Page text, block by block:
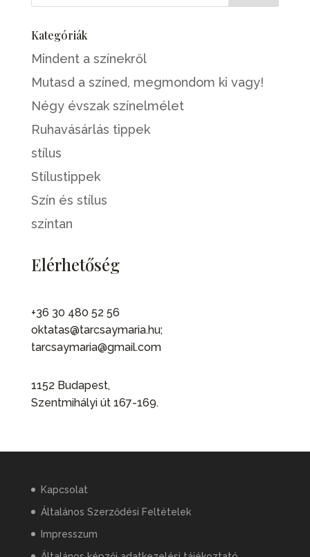
Kategóriák
Mindent a színekről
Mutasd a színed, megmondom ki vagy!
Négy évszak színelmélet
Ruhavásárlás tippek
stílus
Stílustippek
Szín és stílus
színtan
Elérhetőség
+36 30 480 52 56
oktatas@tarcsaymaria.hu;
tarcsaymaria@gmail.com
1152 Budapest,
Szentmihályi út 167-169.
Kapcsolat
Általános Szerződési Feltételek
Impresszum